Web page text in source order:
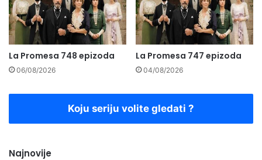
La Promesa 748 epizoda
06/08/2026
La Promesa 747 epizoda
04/08/2026
Koju seriju volite gledati ?
Najnovije